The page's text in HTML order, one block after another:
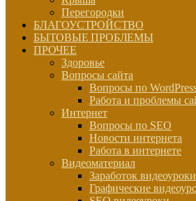
Перегородки
БЛАГОУСТРОЙСТВО
БЫТОВЫЕ ПРОБЛЕМЫ
ПРОЧЕЕ
Здоровье
Вопросы сайта
Вопросы по
Работа и проблемы
Интернет
Вопросы по SEO
Новости интернета
Работа в интернете
Видеоматериал
Заработок видеоуроки
Графические